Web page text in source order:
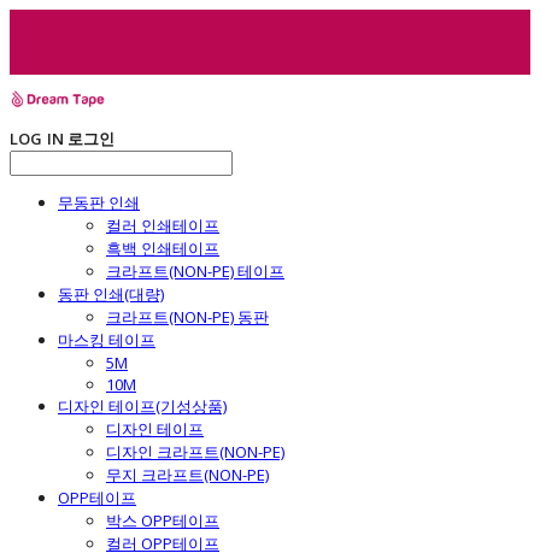
LOG IN 로그인
무동판 인쇄
컬러 인쇄테이프
흑백 인쇄테이프
크라프트(NON-PE) 테이프
동판 인쇄(대량)
크라프트(NON-PE) 동판
마스킹 테이프
5M
10M
디자인 테이프(기성상품)
디자인 테이프
디자인 크라프트(NON-PE)
무지 크라프트(NON-PE)
OPP테이프
박스 OPP테이프
컬러 OPP테이프